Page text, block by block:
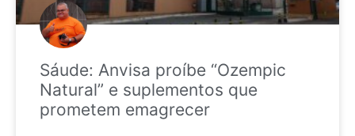
Sáude: Anvisa proíbe “Ozempic
Natural” e suplementos que
prometem emagrecer